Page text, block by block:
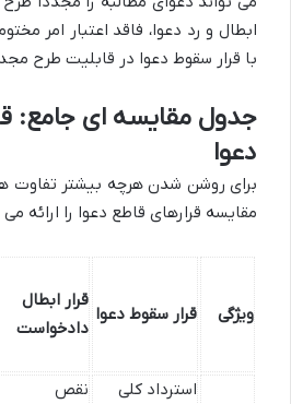
ابطال و رد دعوا، فاقد اعتبار امر
با قرار سقوط دعوا در قابلیت طرح
جدول مقایسه ای جامع:
دعوا
برای روشن شدن هرچه بیشتر تفاوت
مقایسه قرارهای قاطع دعوا را ارائه
ویژگی قرار سقوط دعوا
قرار ابطال
دادخواست
استرداد کلی
نقص